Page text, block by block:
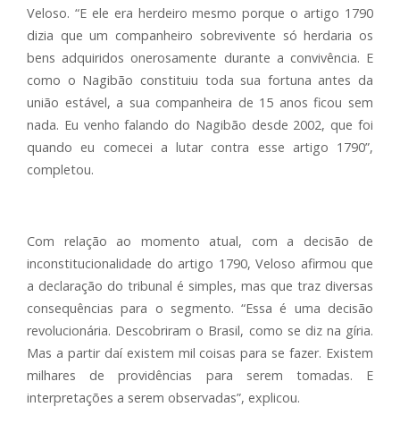
Veloso. “E ele era herdeiro mesmo porque o artigo 1790
dizia que um companheiro sobrevivente só herdaria os
bens adquiridos onerosamente durante a convivência. E
como o Nagibão constituiu toda sua fortuna antes da
união estável, a sua companheira de 15 anos ficou sem
nada. Eu venho falando do Nagibão desde 2002, que foi
quando eu comecei a lutar contra esse artigo 1790”,
completou.
Com relação ao momento atual, com a decisão de
inconstitucionalidade do artigo 1790, Veloso afirmou que
a declaração do tribunal é simples, mas que traz diversas
consequências para o segmento. “Essa é uma decisão
revolucionária. Descobriram o Brasil, como se diz na gíria.
Mas a partir daí existem mil coisas para se fazer. Existem
milhares de providências para serem tomadas. E
interpretações a serem observadas”, explicou.